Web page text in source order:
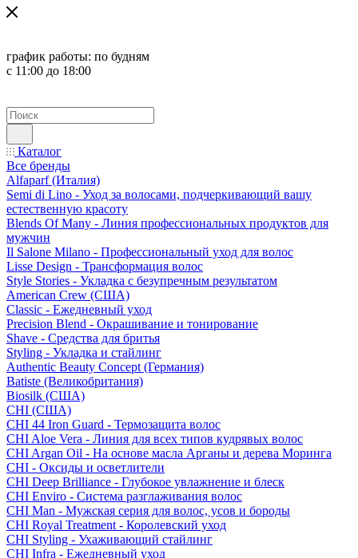
график работы: по будням
с 11:00 до 18:00
Каталог
Все бренды
Alfaparf (Италия)
Semi di Lino - Уход за волосами, подчеркивающий вашу
естественную красоту
Blends Of Many - Линия профессиональных продуктов для
мужчин
Il Salone Milano - Профессиональный уход для волос
Lisse Design - Трансформация волос
Style Stories - Укладка с безупречным результатом
American Crew (США)
Classic - Ежедневный уход
Precision Blend - Окрашивание и тонирование
Shave - Средства для бритья
Styling - Укладка и стайлинг
Authentic Beauty Concept (Германия)
Batiste (Великобритания)
Biosilk (США)
CHI (США)
CHI 44 Iron Guard - Термозащита волос
CHI Aloe Vera - Линия для всех типов кудрявых волос
CHI Argan Oil - На основе масла Арганы и дерева Моринга
CHI - Оксиды и осветлители
CHI Deep Brilliance - Глубокое увлажнение и блеск
CHI Enviro - Система разглаживания волос
CHI Man - Мужская серия для волос, усов и бороды
CHI Royal Treatment - Королевский уход
CHI Styling - Ухаживающий стайлинг
CHI Infra - Ежедневный уход